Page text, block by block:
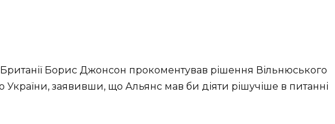
Борис Джонсон прокоментував рішення Вільнюського
України, заявивши, що Альянс мав би діяти рішучіше в питанні